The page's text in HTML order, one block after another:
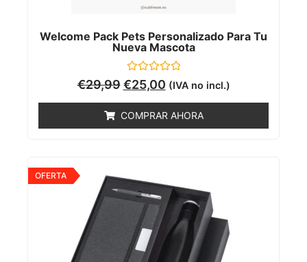
Welcome Pack Pets Personalizado Para Tu
Nueva Mascota
Valorado
con
5
€29,99 €25,00 (IVA no incl.)
COMPRAR AHORA
OFERTA